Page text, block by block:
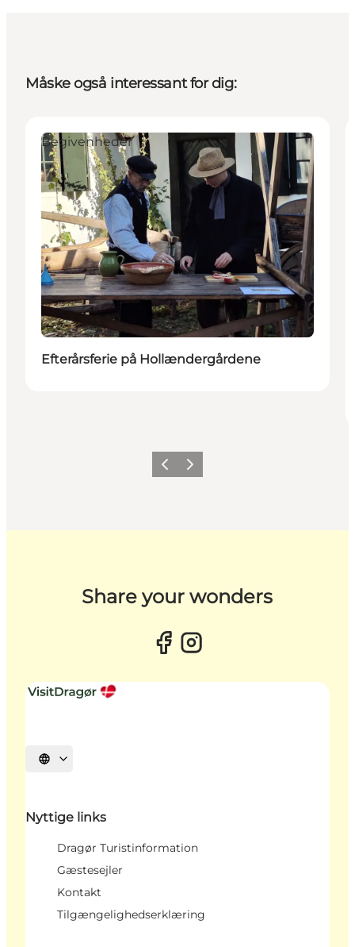
Måske også interessant for dig:
Begivenheder
Efterårsferie på Hollændergårdene
Forrige billede
Næste billede
Share your wonders
Vælg sprog
Nyttige links
Dragør Turistinformation
Gæstesejler
Kontakt
Tilgængelighedserklæring